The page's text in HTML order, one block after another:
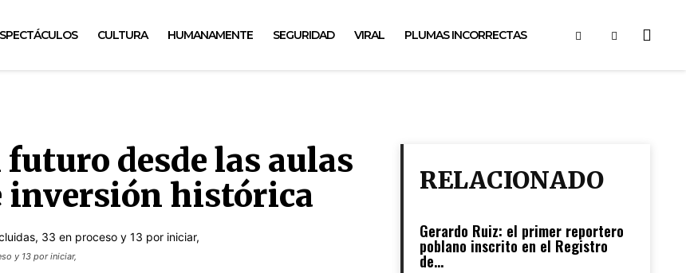
CULTURA HUMANAMENTE SEGURIDAD VIRAL PLUMAS INCORRECTAS
desde las aulas
inversión histórica
y 13 por iniciar,
RELACIONADO
Gerardo Ruiz: el primer reportero
poblano inscrito en el Registro
de...